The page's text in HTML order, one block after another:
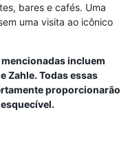
bares e cafés. Uma
uma visita ao icônico
incluem
Zahle. Todas essas
proporcionarão